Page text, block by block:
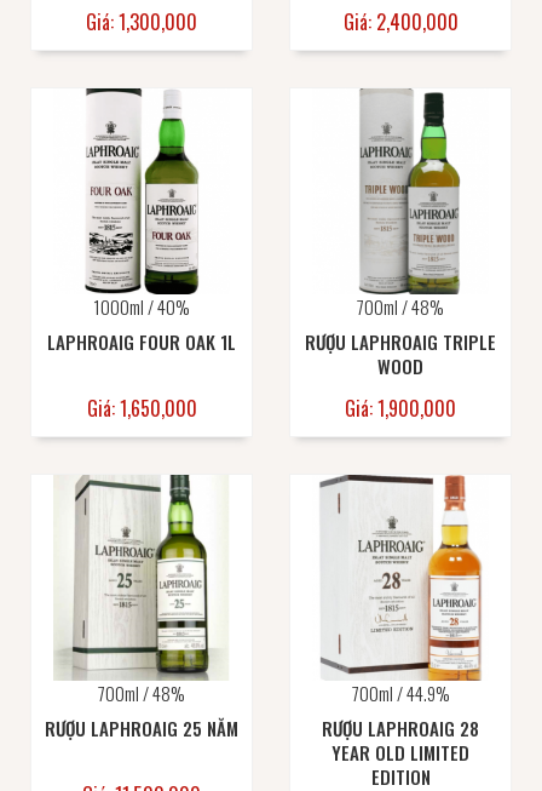
Giá: 1,300,000 Giá: 2,400,000
1000ml / 40%
LAPHROAIG FOUR OAK 1L
Giá: 1,650,000
700ml / 48%
RƯỢU LAPHROAIG TRIPLE
WOOD
Giá: 1,900,000
700ml / 48%
RƯỢU LAPHROAIG 25 NĂM
700ml / 44.9%
RƯỢU LAPHROAIG 28
YEAR OLD LIMITED
EDITION